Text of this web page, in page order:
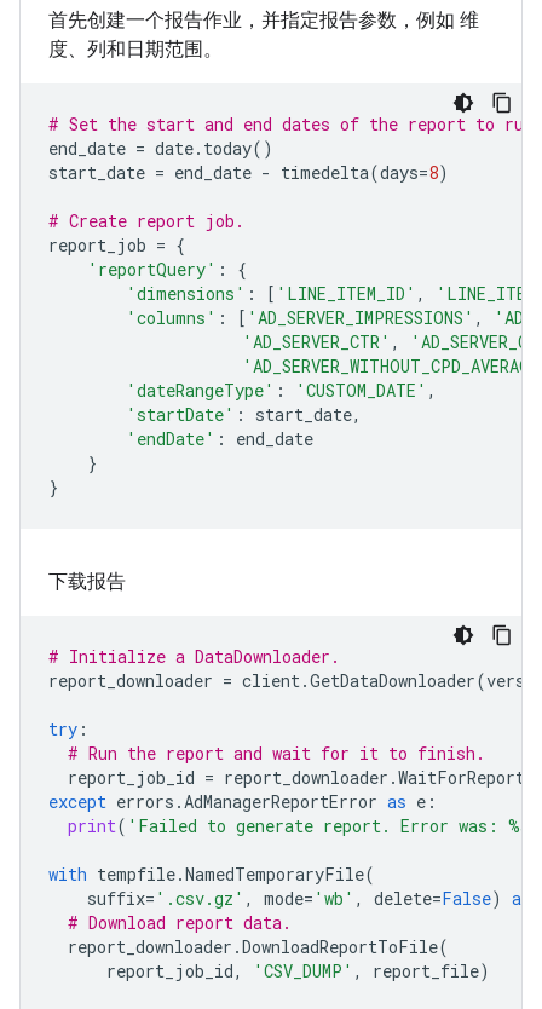
首先创建一个报告作业，并指定报告参数，例如 维
度、列和日期范围。
# Set the start and end dates of the report to
end_date = date. today()
start_date = end_date - timedelta(days=8)
# Create report job.
report_job = {
'reportQuery' :
{
'dimensions' : [ 'LINE_ITEM_ID' ,
'columns' : [ 'AD_SERVER_IMPRESSIONS' ,
'AD_SERVER_CTR' ,
'dateRangeType' : 'CUSTOM_DATE' ,
'startDate' : start_date,
'endDate' :
end_date
}
}
下载报告
# Initialize a DataDownloader.
report_downloader = client.GetDataDownloader(
try :
# Run the report and wait for it to finish.
report_job_id = report_downloader .WaitForReport
except errors .AdManagerReportError as e :
print( 'Failed to generate report. Error was: %s
with tempfile.NamedTemporaryFile(
suffix= '.csv.gz' , mode= 'wb' , delete=False) as
# Download report data.
report_downloader .DownloadReportToFile(
report_job_id, 'CSV_DUMP' , report_file)